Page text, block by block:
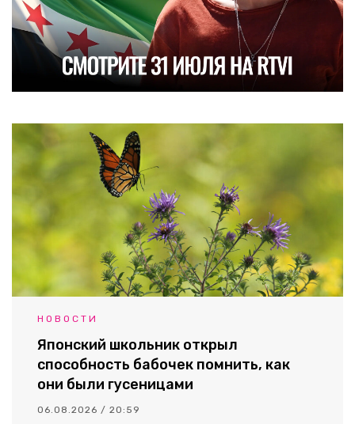
НОВОСТИ
Японский школьник открыл
способность бабочек помнить, как
они были гусеницами
06.08.2026 / 20:59